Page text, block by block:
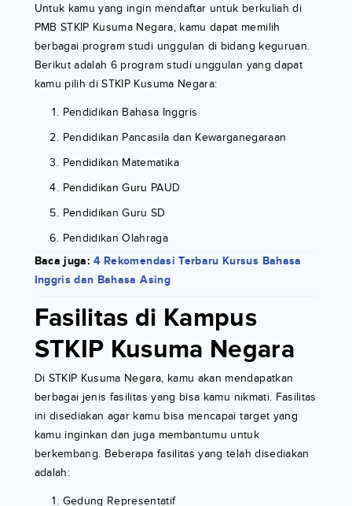
Untuk kamu yang ingin mendaftar untuk berkuliah di
PMB STKIP Kusuma Negara, kamu dapat memilih
berbagai program studi unggulan di bidang keguruan.
Berikut adalah 6 program studi unggulan yang dapat
kamu pilih di STKIP Kusuma Negara:
Pendidikan Bahasa Inggris
Pendidikan Pancasila dan Kewarganegaraan
Pendidikan Matematika
Pendidikan Guru PAUD
Pendidikan Guru SD
Pendidikan Olahraga
Baca juga: 4 Rekomendasi Terbaru Kursus Bahasa
Inggris dan Bahasa Asing
Fasilitas di Kampus
STKIP Kusuma Negara
Di STKIP Kusuma Negara, kamu akan mendapatkan
berbagai jenis fasilitas yang bisa kamu nikmati. Fasilitas
ini disediakan agar kamu bisa mencapai target yang
kamu inginkan dan juga membantumu untuk
berkembang. Beberapa fasilitas yang telah disediakan
adalah:
Gedung Representatif